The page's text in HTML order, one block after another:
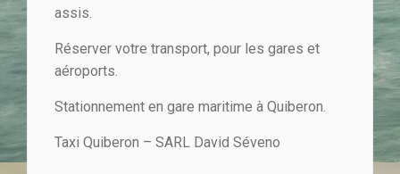
assis.
Réserver votre transport, pour les gares et
aéroports.
Stationnement en gare maritime à Quiberon.
Taxi Quiberon – SARL David Séveno